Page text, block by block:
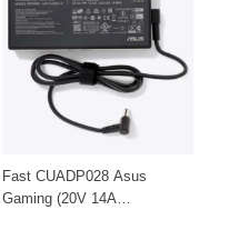
Fast CUADP028 Asus
Gaming (20V 14A